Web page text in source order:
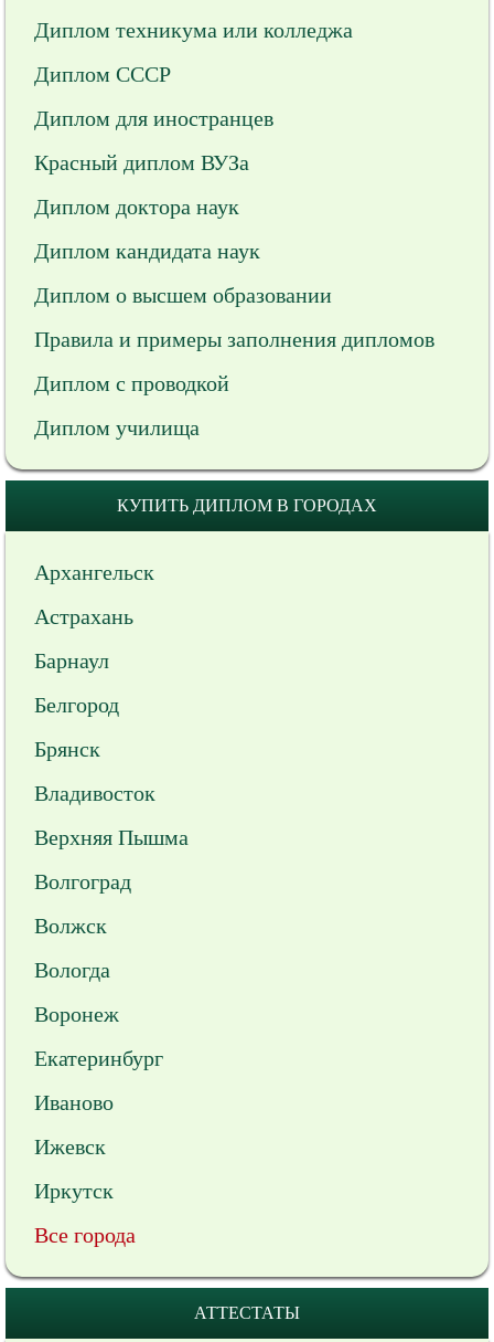
Диплом техникума или колледжа
Диплом СССР
Диплом для иностранцев
Красный диплом ВУЗа
Диплом доктора наук
Диплом кандидата наук
Диплом о высшем образовании
Правила и примеры заполнения дипломов
Диплом с проводкой
Диплом училища
КУПИТЬ ДИПЛОМ В ГОРОДАХ
Архангельск
Астрахань
Барнаул
Белгород
Брянск
Владивосток
Верхняя Пышма
Волгоград
Волжск
Вологда
Воронеж
Екатеринбург
Иваново
Ижевск
Иркутск
Все города
АТТЕСТАТЫ